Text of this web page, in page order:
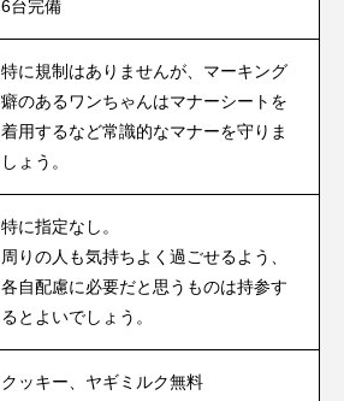
6台完備
特に規制はありませんが、マーキング
癖のあるワンちゃんはマナーシートを
着用するなど常識的なマナーを守りま
しょう。
特に指定なし。
周りの人も気持ちよく過ごせるよう、
各自配慮に必要だと思うものは持参す
るとよいでしょう。
クッキー、ヤギミルク無料